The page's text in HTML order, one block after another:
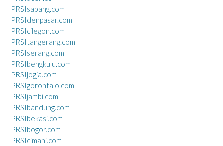
PRSIsabang.com
PRSIdenpasar.com
PRSIcilegon.com
PRSItangerang.com
PRSIserang.com
PRSIbengkulu.com
PRSIjogja.com
PRSIgorontalo.com
PRSIjambi.com
PRSIbandung.com
PRSIbekasi.com
PRSIbogor.com
PRSIcimahi.com